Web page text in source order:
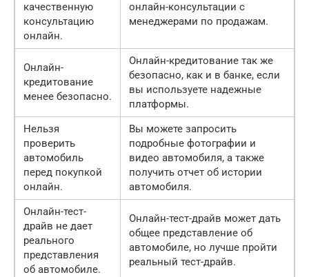
качественную
консультацию
онлайн.
онлайн-консультации с
менеджерами по продажам.
Онлайн-
кредитование
менее безопасно.
Онлайн-кредитование так же
безопасно, как и в банке, если
вы используете надежные
платформы.
Нельзя
проверить
автомобиль
перед покупкой
онлайн.
Вы можете запросить
подробные фотографии и
видео автомобиля, а также
получить отчет об истории
автомобиля.
Онлайн-тест-
драйв не дает
реального
представления
об автомобиле.
Онлайн-тест-драйв может дать
общее представление об
автомобиле, но лучше пройти
реальный тест-драйв.